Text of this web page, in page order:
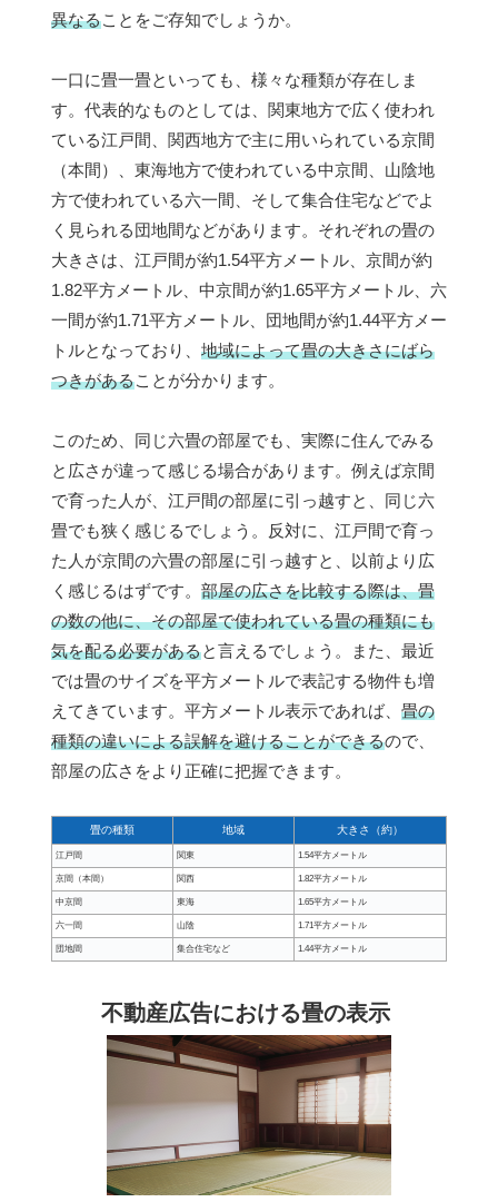
異なることをご存知でしょうか。
一口に畳一畳といっても、様々な種類が存在しま
す。代表的なものとしては、関東地方で広く使われ
ている江戸間、関西地方で主に用いられている京間
（本間）、東海地方で使われている中京間、山陰地
方で使われている六一間、そして集合住宅などでよ
く見られる団地間などがあります。それぞれの畳の
大きさは、江戸間が約1.54平方メートル、京間が約
1.82平方メートル、中京間が約1.65平方メートル、六
一間が約1.71平方メートル、団地間が約1.44平方メー
トルとなっており、 地域によって畳の大きさにばら
つきがあることが分かります。
このため、同じ六畳の部屋でも、実際に住んでみる
と広さが違って感じる場合があります。例えば京間
で育った人が、江戸間の部屋に引っ越すと、同じ六
畳でも狭く感じるでしょう。反対に、江戸間で育っ
た人が京間の六畳の部屋に引っ越すと、以前より広
く感じるはずです。 部屋の広さを比較する際は、畳
の数の他に、その部屋で使われている畳の種類にも
気を配る必要があると言えるでしょう。また、最近
では畳のサイズを平方メートルで表記する物件も増
えてきています。平方メートル表示であれば、 畳の
種類の違いによる誤解を避けることができるので、
部屋の広さをより正確に把握できます。
畳の種類 地域 大きさ（約）
江戸間 関東 1.54平方メートル
京間（本間） 関西 1.82平方メートル
中京間 東海 1.65平方メートル
六一間 山陰 1.71平方メートル
団地間 集合住宅など 1.44平方メートル
不動産広告における畳の表示